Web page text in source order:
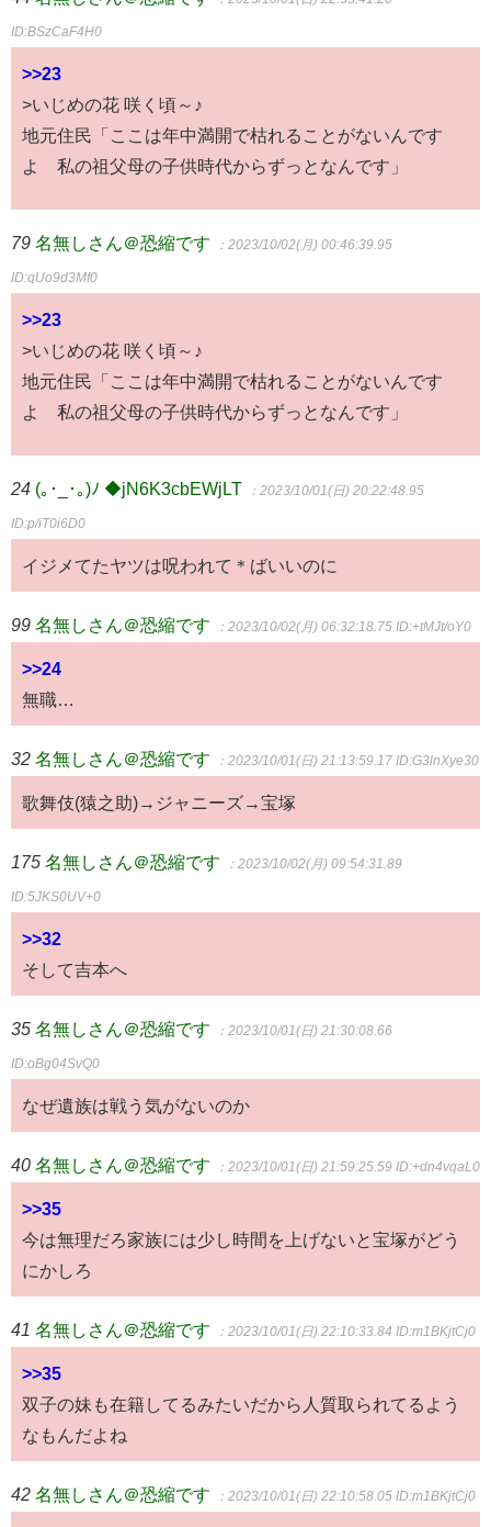
ID:BSzCaF4H0
>>23
>いじめの花 咲く頃～♪
地元住民「ここは年中満開で枯れることがないんです
よ 私の祖父母の子供時代からずっとなんです」
79 名無しさん＠恐縮です ：2023/10/02(月) 00:46:39.95
ID:qUo9d3Mf0
>>23
>いじめの花 咲く頃～♪
地元住民「ここは年中満開で枯れることがないんです
よ 私の祖父母の子供時代からずっとなんです」
24 (｡･_･｡)ﾉ ◆jN6K3cbEWjLT ：2023/10/01(日) 20:22:48.95
ID:p/iT0i6D0
イジメてたヤツは呪われて＊ばいいのに
99 名無しさん＠恐縮です ：2023/10/02(月) 06:32:18.75 ID:+tMJt/oY0
>>24
無職…
32 名無しさん＠恐縮です ：2023/10/01(日) 21:13:59.17 ID:G3lnXye30
歌舞伎(猿之助)→ジャニーズ→宝塚
175 名無しさん＠恐縮です ：2023/10/02(月) 09:54:31.89
ID:5JKS0UV+0
>>32
そして吉本へ
35 名無しさん＠恐縮です ：2023/10/01(日) 21:30:08.66
ID:oBg04SvQ0
なぜ遺族は戦う気がないのか
40 名無しさん＠恐縮です ：2023/10/01(日) 21:59:25.59 ID:+dn4vqaL0
>>35
今は無理だろ家族には少し時間を上げないと宝塚がどう
にかしろ
41 名無しさん＠恐縮です ：2023/10/01(日) 22:10:33.84 ID:m1BKjtCj0
>>35
双子の妹も在籍してるみたいだから人質取られてるよう
なもんだよね
42 名無しさん＠恐縮です ：2023/10/01(日) 22:10:58.05 ID:m1BKjtCj0